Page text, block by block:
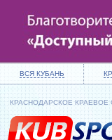
ВСЯ КУБАНЬ
КРАСНОДАРСКОЕ